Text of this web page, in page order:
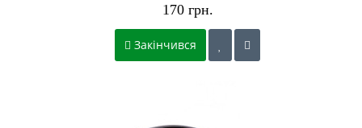
170 грн.
Закінчився